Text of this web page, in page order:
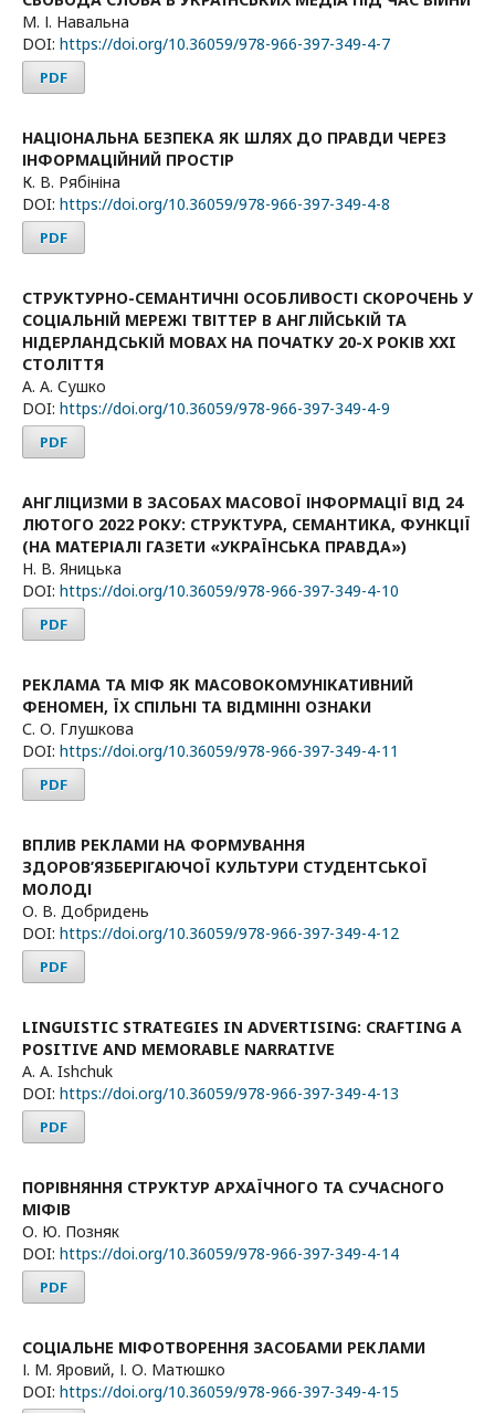
М. І. Навальна
DOI: https://doi.org/10.36059/978-966-397-349-4-7
PDF
НАЦІОНАЛЬНА БЕЗПЕКА ЯК ШЛЯХ ДО ПРАВДИ ЧЕРЕЗ
ІНФОРМАЦІЙНИЙ ПРОСТІР
К. В. Рябініна
DOI: https://doi.org/10.36059/978-966-397-349-4-8
PDF
СТРУКТУРНО-СЕМАНТИЧНІ ОСОБЛИВОСТІ СКОРОЧЕНЬ У
СОЦІАЛЬНІЙ МЕРЕЖІ ТВІТТЕР В АНГЛІЙСЬКІЙ ТА
НІДЕРЛАНДСЬКІЙ МОВАХ НА ПОЧАТКУ 20-Х РОКІВ XXI
СТОЛІТТЯ
А. А. Сушко
DOI: https://doi.org/10.36059/978-966-397-349-4-9
PDF
АНГЛІЦИЗМИ В ЗАСОБАХ МАСОВОЇ ІНФОРМАЦІЇ ВІД 24
ЛЮТОГО 2022 РОКУ: СТРУКТУРА, СЕМАНТИКА, ФУНКЦІЇ
(НА МАТЕРІАЛІ ГАЗЕТИ «УКРАЇНСЬКА ПРАВДА»)
Н. В. Яницька
DOI: https://doi.org/10.36059/978-966-397-349-4-10
PDF
РЕКЛАМА ТА МІФ ЯК МАСОВОКОМУНІКАТИВНИЙ
ФЕНОМЕН, ЇХ СПІЛЬНІ ТА ВІДМІННІ ОЗНАКИ
С. О. Глушкова
DOI: https://doi.org/10.36059/978-966-397-349-4-11
PDF
ВПЛИВ РЕКЛАМИ НА ФОРМУВАННЯ
ЗДОРОВ’ЯЗБЕРІГАЮЧОЇ КУЛЬТУРИ СТУДЕНТСЬКОЇ
МОЛОДІ
О. В. Добридень
DOI: https://doi.org/10.36059/978-966-397-349-4-12
PDF
LINGUISTIC STRATEGIES IN ADVERTISING: CRAFTING A
POSITIVE AND MEMORABLE NARRATIVE
A. A. Ishchuk
DOI: https://doi.org/10.36059/978-966-397-349-4-13
PDF
ПОРІВНЯННЯ СТРУКТУР АРХАЇЧНОГО ТА СУЧАСНОГО
МІФІВ
О. Ю. Позняк
DOI: https://doi.org/10.36059/978-966-397-349-4-14
PDF
СОЦІАЛЬНЕ МІФОТВОРЕННЯ ЗАСОБАМИ РЕКЛАМИ
І. М. Яровий, І. О. Матюшко
DOI: https://doi.org/10.36059/978-966-397-349-4-15